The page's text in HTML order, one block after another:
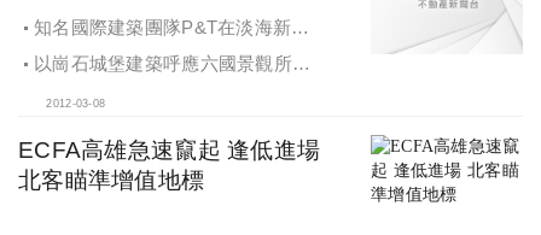
知名國際建築團隊P&T在淡海新市
鎮的首件作品，就是新古典風格建案
以崗石城堡建築呼應六國景觀所打
2012-03-08
ECFA高雄急速竄起 逢低進場
北客瞄準增值地標